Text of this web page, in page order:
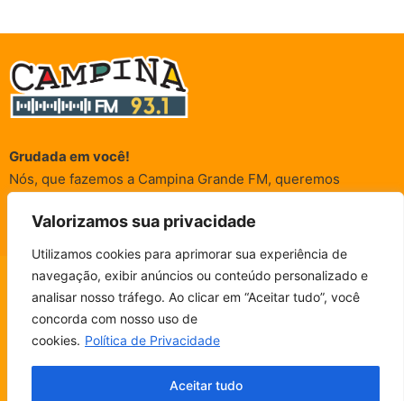
Valorizamos sua privacidade
Utilizamos cookies para aprimorar sua experiência de
navegação, exibir anúncios ou conteúdo personalizado e
analisar nosso tráfego. Ao clicar em “Aceitar tudo”, você
concorda com nosso uso de
cookies. Política de Privacidade
Aceitar tudo
CAMPINA FM - AO VIVO
ESCUTE SEM PARAR!
Grudada em você!
Nós, que fazemos a Campina Grande FM, queremos
acompanham sempre. É para vocês que a Rádio existe e por
vocês que as informações (informativas, de entretenimento,
promocionais e de conscientização) são realizadas.
© Campina FM 1978 – 2026. Termos de Uso
rox PublicidadeFala, ouvinte!